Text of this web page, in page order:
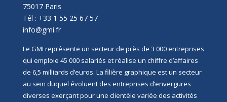
75017 Paris
Tél : +33 1 55 25 67 57
info@gmi.fr
Le GMI représente un secteur de près de 3 000 entreprises
qui emploie 45 000 salariés et réalise un chiffre d’affaires
de 6,5 milliards d’euros. La filière graphique est un secteur
au sein duquel évoluent des entreprises d’envergures
diverses exerçant pour une clientèle variée des activités